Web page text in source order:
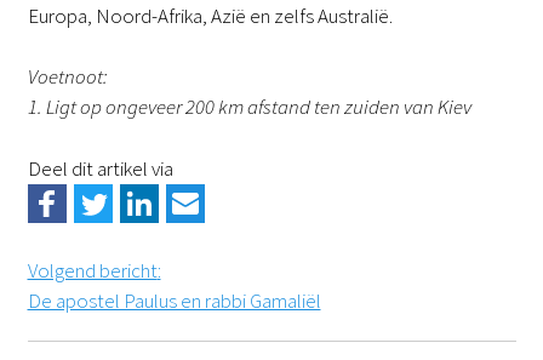
Europa, Noord-Afrika, Azië en zelfs Australië.
Voetnoot:
1. Ligt op ongeveer 200 km afstand ten zuiden van Kiev
Deel dit artikel via
Volgend bericht:
De apostel Paulus en rabbi Gamaliël